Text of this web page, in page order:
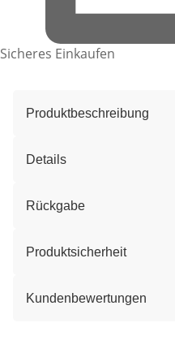
Sicheres Einkaufen
Produktbeschreibung
Details
Rückgabe
Produktsicherheit
Kundenbewertungen